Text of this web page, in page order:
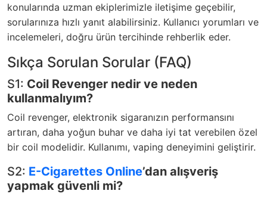
konularında uzman ekiplerimizle iletişime geçebilir,
sorularınıza hızlı yanıt alabilirsiniz. Kullanıcı yorumları ve
incelemeleri, doğru ürün tercihinde rehberlik eder.
Sıkça Sorulan Sorular (FAQ)
S1: Coil Revenger nedir ve neden
kullanmalıyım?
Coil revenger, elektronik sigaranızın performansını
artıran, daha yoğun buhar ve daha iyi tat verebilen özel
bir coil modelidir. Kullanımı, vaping deneyimini geliştirir.
S2: E-Cigarettes Online’dan alışveriş
yapmak güvenli mi?